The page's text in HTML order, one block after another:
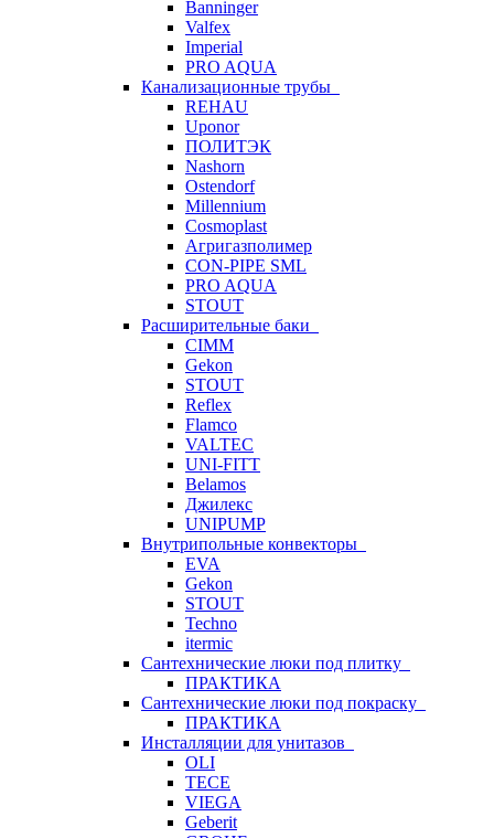
Banninger
Valfex
Imperial
PRO AQUA
Канализационные трубы
REHAU
Uponor
ПОЛИТЭК
Nashorn
Ostendorf
Millennium
Cosmoplast
Агригазполимер
CON-PIPE SML
PRO AQUA
STOUT
Расширительные баки
CIMM
Gekon
STOUT
Reflex
Flamco
VALTEC
UNI-FITT
Belamos
Джилекс
UNIPUMP
Внутрипольные конвекторы
EVA
Gekon
STOUT
Techno
itermic
Сантехнические люки под плитку
ПРАКТИКА
Сантехнические люки под покраску
ПРАКТИКА
Инсталляции для унитазов
OLI
TECE
VIEGA
Geberit